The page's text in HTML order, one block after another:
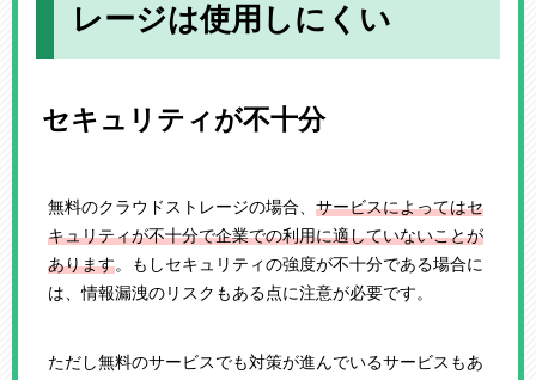
レージは使用しにくい
セキュリティが不十分
無料のクラウドストレージの場合、 サービスによってはセ
キュリティが不十分で企業での利用に適していないことが
あります。もしセキュリティの強度が不十分である場合に
は、情報漏洩のリスクもある点に注意が必要です。
ただし無料のサービスでも対策が進んでいるサービスもあ